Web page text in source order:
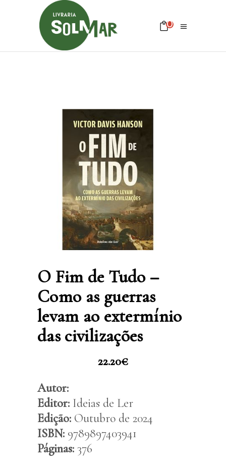
0
O Fim de Tudo –
Como as guerras
levam ao extermínio
das civilizações
22.20€
Autor:
Editor: Ideias de Ler
Edição: Outubro de 2024
ISBN: 9789897403941
Páginas: 376